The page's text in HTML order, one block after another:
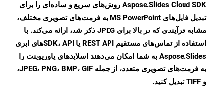
Aspose.Slides Cloud SDK روش‌های سریع و ساده‌ای را برای
تبدیل فایل‌های MS PowerPoint به فرمت‌های تصویری مختلف،
مشابه فرآیندی که در بالا برای JPEG ذکر شد، ارائه می‌کند. با
استفاده از تماس‌های مستقیم REST API یا SDK، APIهای ابری
Aspose.Slides به شما امکان می‌دهند اسلایدهای پاورپوینت را
به فرمت‌های تصویری متعدد، از جمله JPEG، PNG، BMP، GIF،
و TIFF تبدیل کنید.